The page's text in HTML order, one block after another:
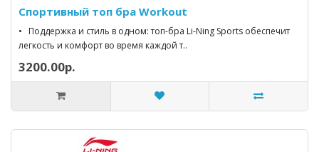
Спортивный топ бра Workout
• Поддержка и стиль в одном: топ-бра Li-Ning Sports обеспечит
легкость и комфорт во время каждой т..
3200.00р.